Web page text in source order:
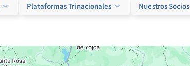
Plataformas Trinacionales Nuestros Socios